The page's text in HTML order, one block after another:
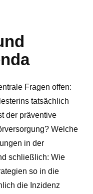
Fragen offen:
tatsächlich
der präventive
Welche
in der
schließlich: Wie
so in die
die Inzidenz